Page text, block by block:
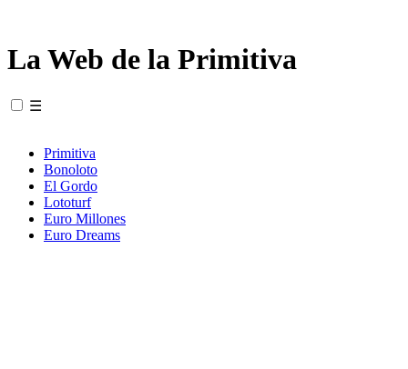
La Web de la Primitiva
☰
Primitiva
Bonoloto
El Gordo
Lototurf
Euro Millones
Euro Dreams